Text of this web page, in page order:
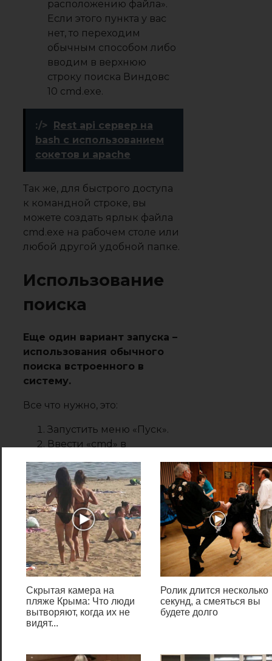
расположению файла».
Если этого пункта у вас
нет, то переходим
обычным способом либо
вводим в верхнюю
строку поиска Виндовс
10 cmd.exe.
:/>
Rest api сервер на
bash с использованием
сокетов и apache
Так же, для быстрого доступа
к командной строке, вы
можете создать ярлык файла
cmd.exe на рабочем столе или
любой другой удобной папке.
Использование
поиска
Еще один вариант запуска –
использования обычного
поиска встроенного в
систему.
Все что нужно, это:
Запустить меню «Пуск».
Ввести «cmd» в
После будут показаны
результаты поиска, и вверху
отобразится соответствующее
приложение. Кликните по
нему, и будет открыта нужная
нам программа, полностью
готовая к работе.
Скрытая камера на
пляже Крыма: Что люди
вытворяют, когда их не
видят...
Ролик длится несколько
секунд, а смеяться вы
будете долго